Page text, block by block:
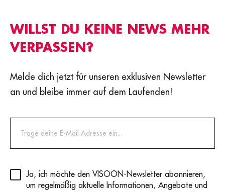
WILLST DU KEINE NEWS MEHR
VERPASSEN?
Melde dich jetzt für unseren exklusiven Newsletter
an und bleibe immer auf dem Laufenden!
Privacy(erforderlich)
Ja, ich möchte den VISOON-Newsletter abonnieren,
um regelmäßig aktuelle Informationen, Angebote und